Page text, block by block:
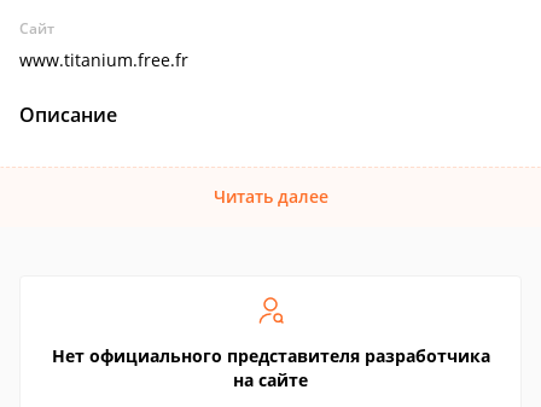
Сайт
www.titanium.free.fr
Описание
Читать далее
Нет официального представителя разработчика
на сайте